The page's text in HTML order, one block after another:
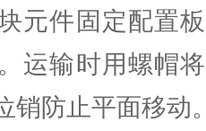
元件固定配置
运输时用螺帽
销防止平面移动